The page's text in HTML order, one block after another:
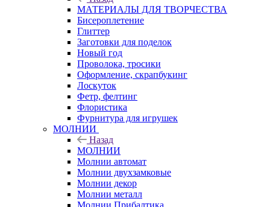
МАТЕРИАЛЫ ДЛЯ ТВОРЧЕСТВА
Бисероплетение
Глиттер
Заготовки для поделок
Новый год
Проволока, тросики
Оформление, скрапбукинг
Лоскуток
Фетр, фелтинг
Флористика
Фурнитура для игрушек
МОЛНИИ
Назад
МОЛНИИ
Молнии автомат
Молнии двухзамковые
Молнии декор
Молнии металл
Молнии Прибалтика